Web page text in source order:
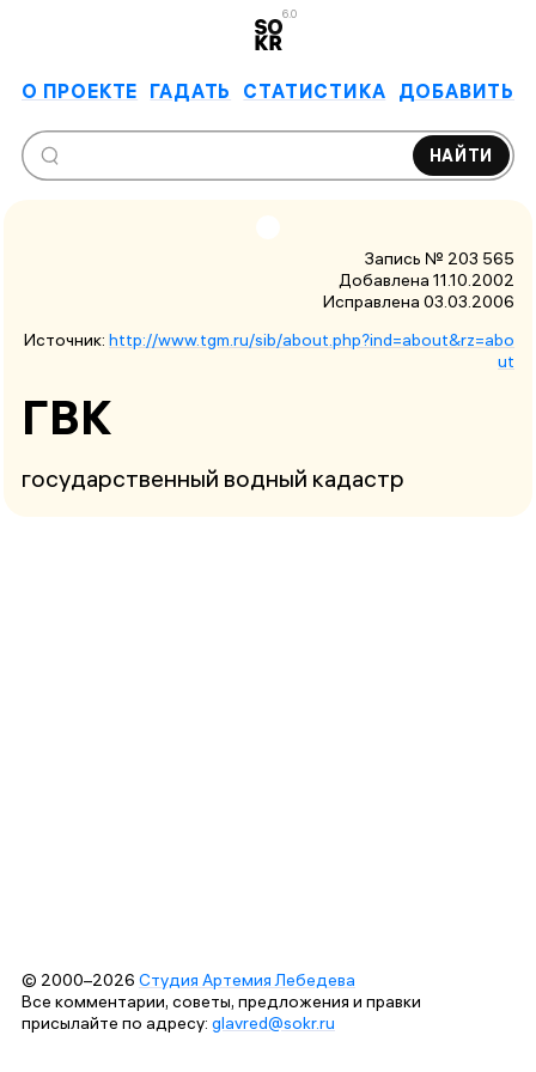
6.0
О ПРОЕКТЕ ГАДАТЬ СТАТИСТИКА ДОБАВИТЬ
НАЙТИ
Запись № 203 565
Добавлена 11.10.2002
Исправлена 03.03.2006
Источник: http://www.tgm.ru/sib/about.php?ind=about&rz=abo
ut
ГВК
государственный водный кадастр
© 2000–2026 Студия Артемия Лебедева
Все комментарии, советы, предложения и правки
присылайте по адресу: glavred@sokr.ru